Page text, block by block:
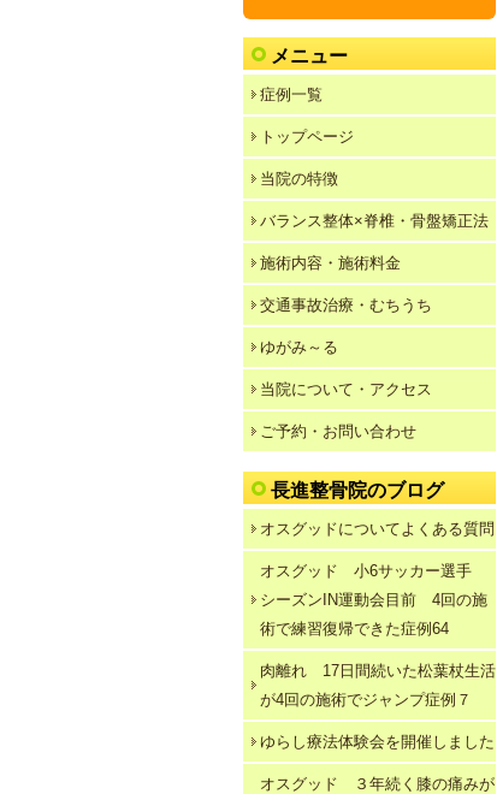
メニュー
症例一覧
トップページ
当院の特徴
バランス整体×脊椎・骨盤矯正法
施術内容・施術料金
交通事故治療・むちうち
ゆがみ～る
当院について・アクセス
ご予約・お問い合わせ
長進整骨院のブログ
オスグッドについてよくある質問
オスグッド 小6サッカー選手
シーズンIN運動会目前 4回の施
術で練習復帰できた症例64
肉離れ 17日間続いた松葉杖生活
が4回の施術でジャンプ症例７
ゆらし療法体験会を開催しました
オスグッド ３年続く膝の痛みが